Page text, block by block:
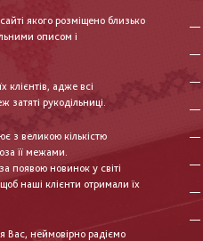
якого розміщено близько
описом і
клієнтів, адже всі
затяті рукодільниці.
з великою кількістю
її межами.
появою новинок у світі
наші клієнти отримали їх
неймовірно радіємо